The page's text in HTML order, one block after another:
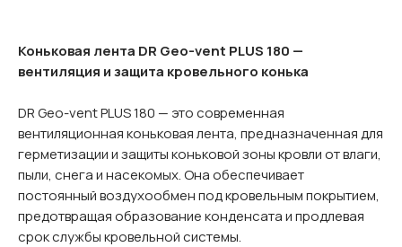
Коньковая лента DR Geo-vent PLUS 180 —
вентиляция и защита кровельного конька
DR Geo-vent PLUS 180 — это современная
вентиляционная коньковая лента, предназначенная для
герметизации и защиты коньковой зоны кровли от влаги,
пыли, снега и насекомых. Она обеспечивает
постоянный воздухообмен под кровельным покрытием,
предотвращая образование конденсата и продлевая
срок службы кровельной системы.